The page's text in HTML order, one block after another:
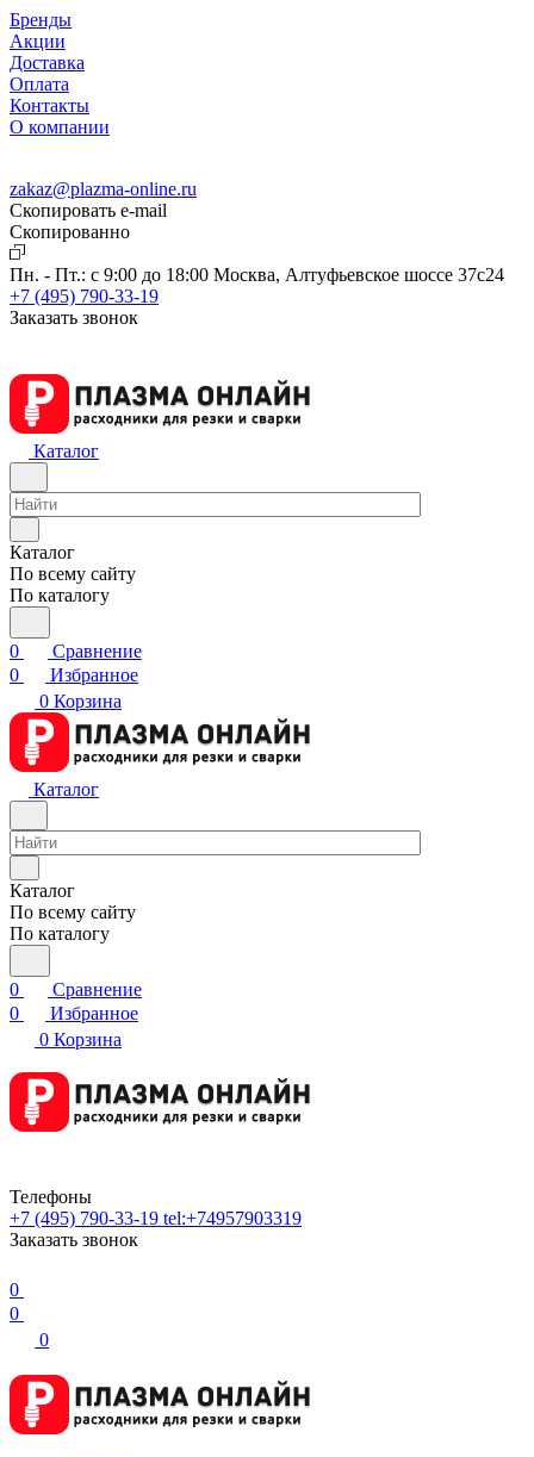
Бренды
Акции
Доставка
Оплата
Контакты
О компании
zakaz@plazma-online.ru
Скопировать e-mail
Cкопированно
Пн. - Пт.: с 9:00 до 18:00 Москва, Алтуфьевское шоссе 37с24
+7 (495) 790-33-19
Заказать звонок
Каталог
Каталог
По всему сайту
По каталогу
0
Сравнение
0
Избранное
0 Корзина
Каталог
Каталог
По всему сайту
По каталогу
0
Сравнение
0
Избранное
0 Корзина
Телефоны
+7 (495) 790-33-19 tel:+74957903319
Заказать звонок
0
0
0